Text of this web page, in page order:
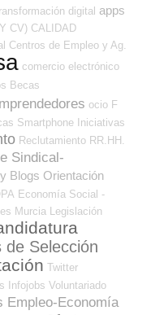
digital apps
CV) CALIDAD
Centros de Empleo y Ag.
comercio electrónico
Becas
ocio F
Smartphone Iniciativas
Reclutamiento RR.HH.
Sindical-
Blogs Orientación
Economía Social -
Murcia Legislación
de Selección
Twitter
Infojobs Voluntariado
Empleo-Economía